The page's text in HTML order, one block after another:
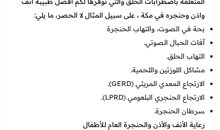
واذن وحنجره في مكة ، على سبيل المثال لا الحصر، ما يلي:
بحة في الصوت، والتهاب الحنجرة
آفات الحبال الصوتي.
التهاب الحلق.
مشاكل اللوزتين واللحمية.
الارتجاع المعدي المريئي (GERD).
الارتجاع الحنجري البلعومي (LPRD).
‍سرطان الحنجرة.
رعاية الأنف والأذن والحنجرة العام للأطفال